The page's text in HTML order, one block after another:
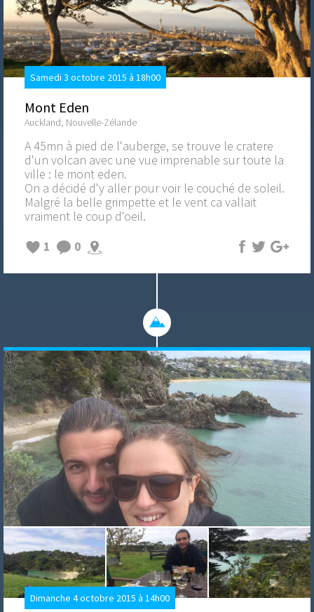
Samedi 3 octobre 2015 à 18h00
Mont Eden
Auckland, Nouvelle-Zélande
A 45mn à pied de l'auberge, se trouve le cratere
d'un volcan avec une vue imprenable sur toute la
ville : le mont eden.
On a décidé d'y aller pour voir le couché de soleil.
Malgré la belle grimpette et le vent ca vallait
vraiment le coup d'oeil.
1
0
Dimanche 4 octobre 2015 à 14h00